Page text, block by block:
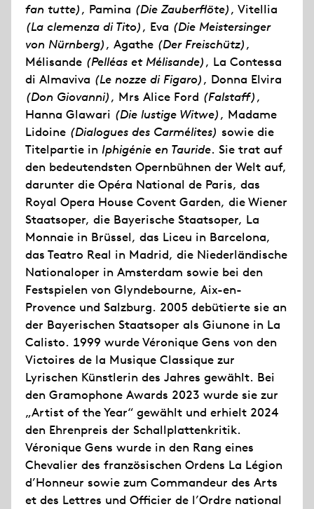
fan tutte), Pamina (Die Zauberflöte), Vitellia
(La clemenza di Tito), Eva (Die Meistersinger
von Nürnberg), Agathe (Der Freischütz),
Mélisande (Pelléas et Mélisande), La Contessa
di Almaviva (Le nozze di Figaro), Donna Elvira
(Don Giovanni), Mrs Alice Ford (Falstaff),
Hanna Glawari (Die lustige Witwe), Madame
Lidoine (Dialogues des Carmélites) sowie die
Titelpartie in Iphigénie en Tauride. Sie trat auf
den bedeutendsten Opernbühnen der Welt auf,
darunter die Opéra National de Paris, das
Royal Opera House Covent Garden, die Wiener
Staatsoper, die Bayerische Staatsoper, La
Monnaie in Brüssel, das Liceu in Barcelona,
das Teatro Real in Madrid, die Niederländische
Nationaloper in Amsterdam sowie bei den
Festspielen von Glyndebourne, Aix-en-
Provence und Salzburg. 2005 debütierte sie an
der Bayerischen Staatsoper als Giunone in La
Calisto. 1999 wurde Véronique Gens von den
Victoires de la Musique Classique zur
Lyrischen Künstlerin des Jahres gewählt. Bei
den Gramophone Awards 2023 wurde sie zur
„Artist of the Year“ gewählt und erhielt 2024
den Ehrenpreis der Schallplattenkritik.
Véronique Gens wurde in den Rang eines
Chevalier des französischen Ordens La Légion
d’Honneur sowie zum Commandeur des Arts
et des Lettres und Officier de l’Ordre national